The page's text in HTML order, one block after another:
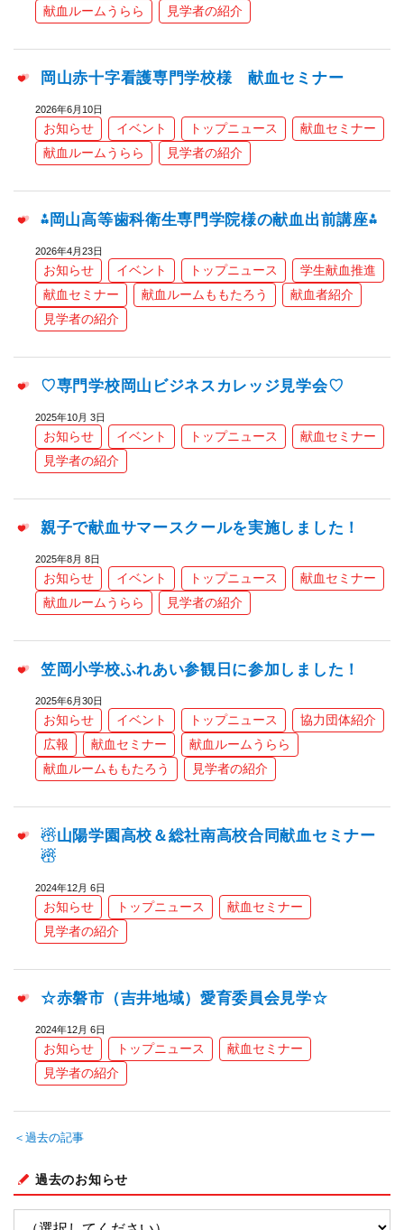
献血ルームうらら
見学者の紹介
岡山赤十字看護専門学校様 献血セミナー
2026年6月10日
お知らせ イベント トップニュース
献血セミナー
献血ルームうらら
見学者の紹介
⁂岡山高等歯科衛生専門学院様の献血出前講座⁂
2026年4月23日
お知らせ イベント トップニュース
学生献血推進
献血セミナー
献血ルームももたろう
献血者紹介
見学者の紹介
♡専門学校岡山ビジネスカレッジ見学会♡
2025年10月 3日
お知らせ イベント トップニュース
献血セミナー
見学者の紹介
親子で献血サマースクールを実施しました！
2025年8月 8日
お知らせ イベント トップニュース
献血セミナー
献血ルームうらら
見学者の紹介
笠岡小学校ふれあい参観日に参加しました！
2025年6月30日
お知らせ イベント トップニュース
協力団体紹介
広報
献血セミナー
献血ルームうらら
献血ルームももたろう
見学者の紹介
☃山陽学園高校＆総社南高校合同献血セミナー
☃
2024年12月 6日
お知らせ トップニュース
献血セミナー
見学者の紹介
☆赤磐市（吉井地域）愛育委員会見学☆
2024年12月 6日
お知らせ トップニュース
献血セミナー
見学者の紹介
＜過去の記事
過去のお知らせ